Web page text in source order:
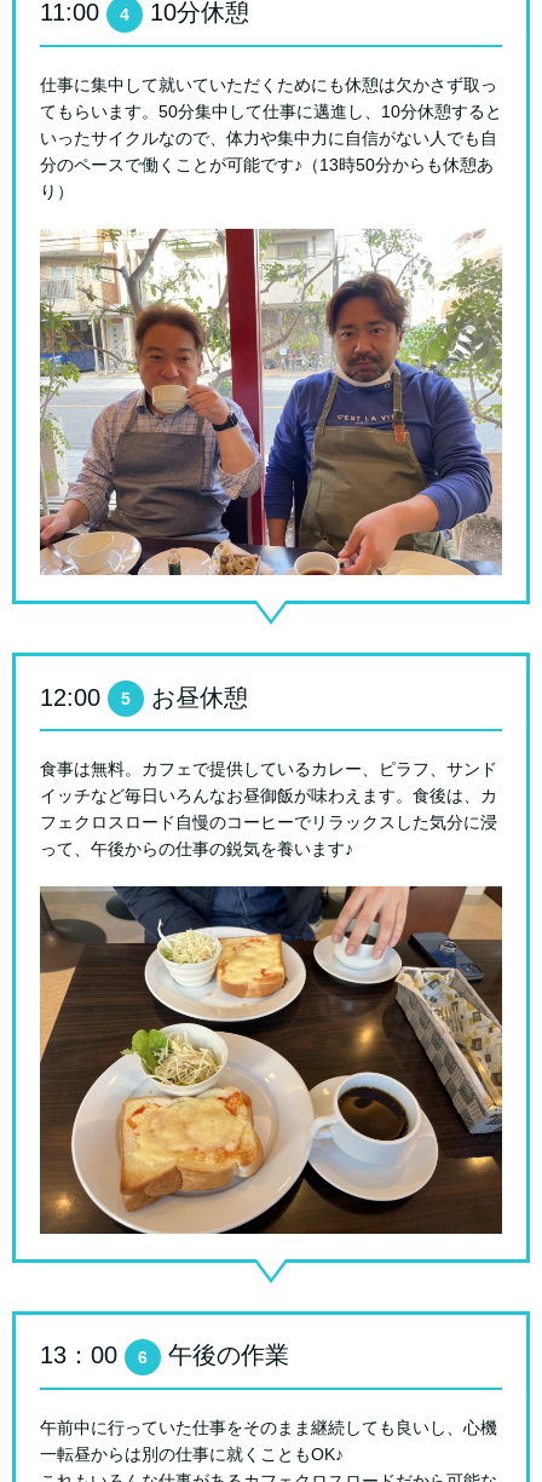
11:00 4 10分休憩
仕事に集中して就いていただくためにも休憩は欠かさず取っ
てもらいます。50分集中して仕事に邁進し、10分休憩すると
いったサイクルなので、体力や集中力に自信がない人でも自
分のペースで働くことが可能です♪（13時50分からも休憩あ
り）
12:00 5 お昼休憩
食事は無料。カフェで提供しているカレー、ピラフ、サンド
イッチなど毎日いろんなお昼御飯が味わえます。食後は、カ
フェクロスロード自慢のコーヒーでリラックスした気分に浸
って、午後からの仕事の鋭気を養います♪
13：00 6 午後の作業
午前中に行っていた仕事をそのまま継続しても良いし、心機
一転昼からは別の仕事に就くこともOK♪